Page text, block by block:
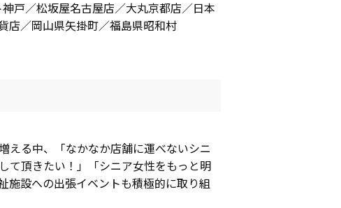
戸／松坂屋名古屋店／大丸京都店／日本
店／岡山県矢掛町／福島県昭和村
える中、「なかなか店舗に運べないシニ
て頂きたい！」「シニア女性をもっと明
施設への出張イベントも積極的に取り組